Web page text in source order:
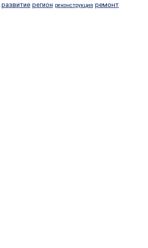
развитие регион реконструкция ремонт